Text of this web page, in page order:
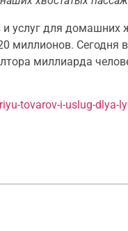
услуг для
миллионов. Сегодня
миллиарда
tovarov-i-uslug-dlya-